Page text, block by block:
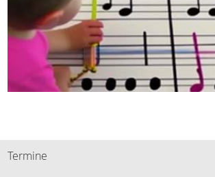
Termine